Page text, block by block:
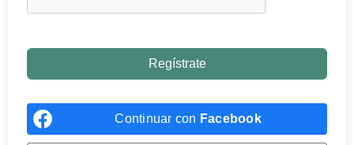
Regístrate
Continuar con Facebook